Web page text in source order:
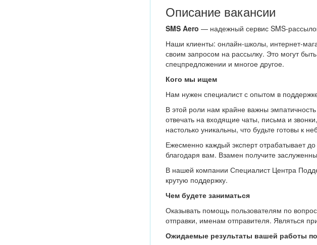
Описание вакансии
SMS Aero — надежный сервис SMS-
Наши клиенты: онлайн-школы, интернет-
своим запросом на рассылку. Это могут
спецпредложении и многое другое.
Кого мы ищем
Нам нужен специалист с опытом в
В этой роли нам крайне важны
отвечать на входящие чаты, письма и
настолько уникальны, что будьте готовы к
Ежесменно каждый эксперт отрабатывает
благодаря вам. Взамен получите
В нашей компании Специалист Центра
крутую поддержку.
Чем будете заниматься
Оказывать помощь пользователям по
отправки, именам отправителя. Являться
Ожидаемые результаты вашей работы